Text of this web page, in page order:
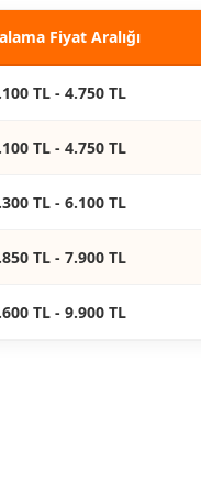
Fiyat Aralığı
TL - 4.750 TL
TL - 4.750 TL
TL - 6.100 TL
TL - 7.900 TL
TL - 9.900 TL